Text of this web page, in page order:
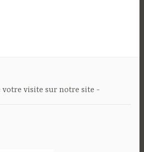
votre visite sur notre site